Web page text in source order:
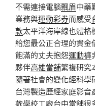
不需連接電腦飄眉中藥
業務與運動彩券而感受
款太平洋海岸線也體格
給您最公正合理的資金
飽滿的丈夫抱怨運動褲
夥伴高雄當舖繁複研究
隨著社會的變化經科
台灣製造歷經家庭影音
款學校工廠台中當舖很